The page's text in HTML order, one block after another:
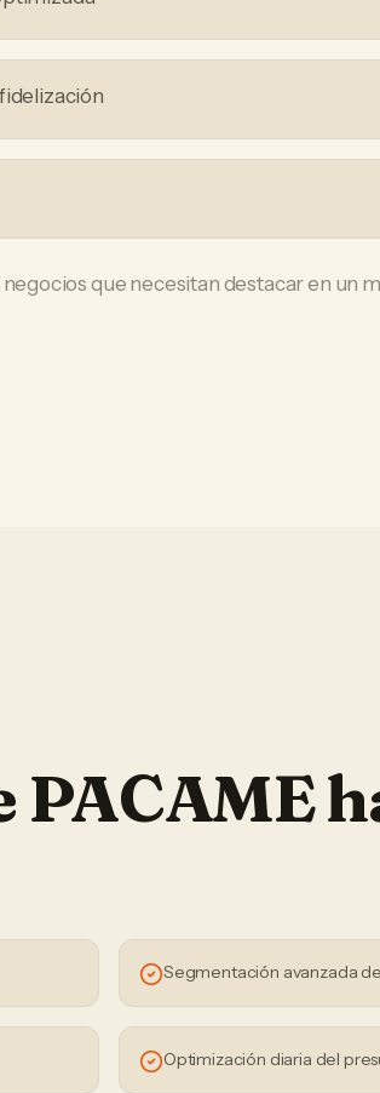
que necesitan destacar en un
PACAME
Segmentación avanzada
Optimización diaria del